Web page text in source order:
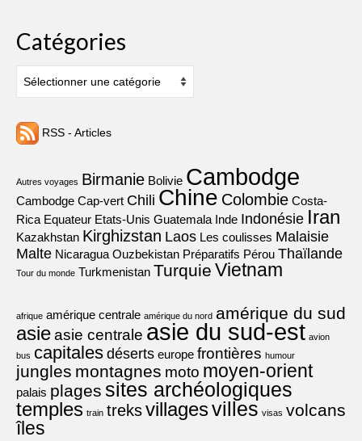
Catégories
RSS - Articles
Autres voyages Birmanie Bolivie Cambodge
Cambodge Cap-vert Chili Chine Colombie Costa-
Rica Equateur Etats-Unis Guatemala Inde Indonésie Iran
Kazakhstan Kirghizstan Laos Les coulisses Malaisie
Malte Nicaragua Ouzbekistan Préparatifs Pérou Thaïlande
Tour du monde Turkmenistan Turquie Vietnam
afrique amérique centrale amérique du nord amérique du sud
asieasie centrale asie du sud-est avion
bus capitales déserts europe frontières humour
jungles montagnes moto moyen-orient
palais plages sites archéologiques
temples train treksvillagesvilles visas volcans
îles